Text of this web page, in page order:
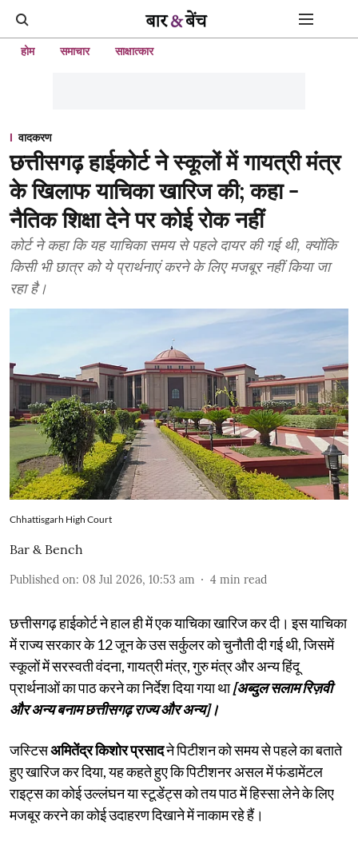
होम समाचार साक्षात्कार
वादकरण
छत्तीसगढ़ हाईकोर्ट ने स्कूलों में गायत्री मंत्र
के खिलाफ याचिका खारिज की; कहा -
नैतिक शिक्षा देने पर कोई रोक नहीं
कोर्ट ने कहा कि यह याचिका समय से पहले दायर की गई थी, क्योंकि
किसी भी छात्र को ये प्रार्थनाएं करने के लिए मजबूर नहीं किया जा
रहा है।
Chhattisgarh High Court
Bar & Bench
Published on: 08 Jul 2026, 10:53 am 4 min read
छत्तीसगढ़ हाईकोर्ट ने हाल ही में एक याचिका खारिज कर दी। इस याचिका
में राज्य सरकार के 12 जून के उस सर्कुलर को चुनौती दी गई थी, जिसमें
स्कूलों में सरस्वती वंदना, गायत्री मंत्र, गुरु मंत्र और अन्य हिंदू
प्रार्थनाओं का पाठ करने का निर्देश दिया गया था[अब्दुल सलाम रिज़वी
और अन्य बनाम छत्तीसगढ़ राज्य और अन्य]।
जस्टिसअमितेंद्र किशोर प्रसादने पिटीशन को समय से पहले का बताते
हुए खारिज कर दिया, यह कहते हुए कि पिटीशनर असल में फंडामेंटल
राइट्स का कोई उल्लंघन या स्टूडेंट्स को तय पाठ में हिस्सा लेने के लिए
मजबूर करने का कोई उदाहरण दिखाने में नाकाम रहे हैं।